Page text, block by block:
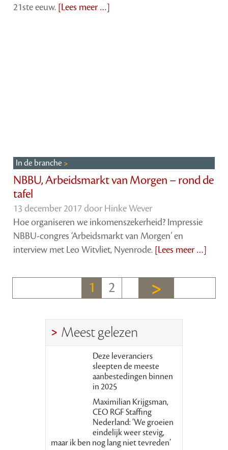
21ste eeuw. [Lees meer …]
In de branche
NBBU, Arbeidsmarkt van Morgen – rond de
tafel
13 december 2017 door Hinke Wever
Hoe organiseren we inkomenszekerheid? Impressie
NBBU-congres ‘Arbeidsmarkt van Morgen’ en
interview met Leo Witvliet, Nyenrode. [Lees meer …]
1 2
Meest gelezen
Deze leveranciers
sleepten de meeste
aanbestedingen binnen
in 2025
Maximilian Krijgsman,
CEO RGF Staffing
Nederland: ‘We groeien
eindelijk weer stevig,
maar ik ben nog lang niet tevreden’